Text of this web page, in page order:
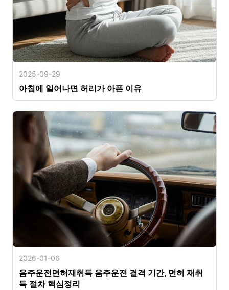
2025-09-29
아침에 일어나면 허리가 아픈 이유
2026-01-06
음주운전면허재취득 음주운전 결격 기간, 면허 재취
득 절차 핵심정리